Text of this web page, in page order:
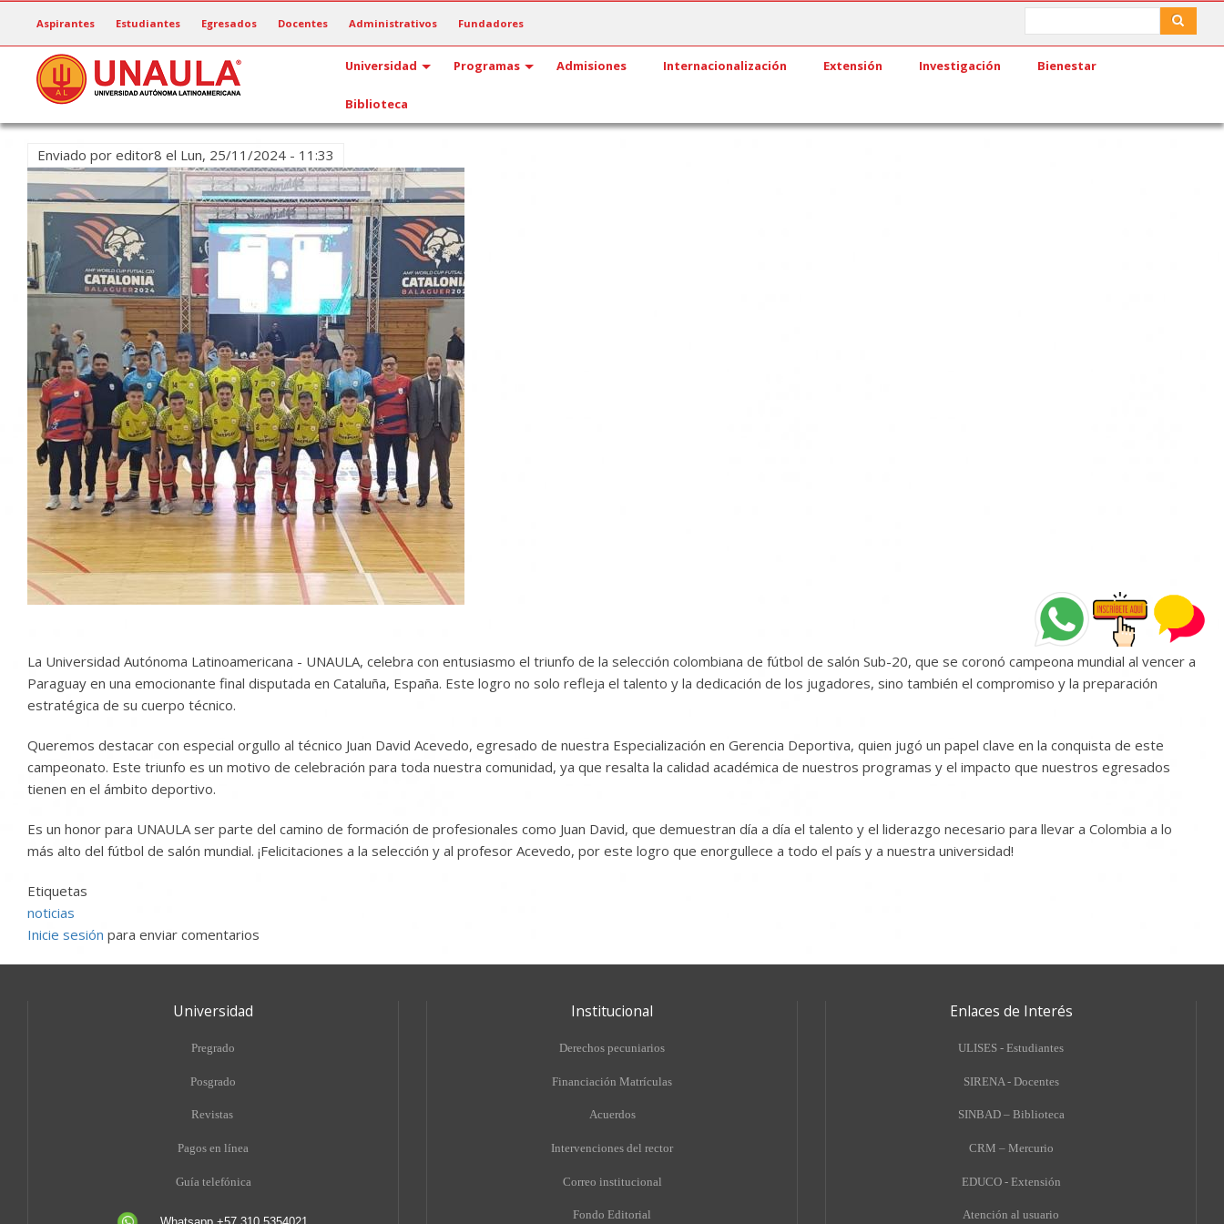
contenido
principal
Aspirantes Estudiantes Egresados Docentes Administrativos Fundadores
Universidad Programas Admisiones Internacionalización Extensión Investigación Bienestar
Biblioteca
Enviado por editor8 el Lun, 25/11/2024 - 11:33
La Universidad Autónoma Latinoamericana - UNAULA, celebra con entusiasmo el triunfo de la selección colombiana de fútbol de salón Sub-20, que se coronó campeona mundial al vencer a
Paraguay en una emocionante final disputada en Cataluña, España. Este logro no solo refleja el talento y la dedicación de los jugadores, sino también el compromiso y la preparación
estratégica de su cuerpo técnico.
Queremos destacar con especial orgullo al técnico Juan David Acevedo, egresado de nuestra Especialización en Gerencia Deportiva, quien jugó un papel clave en la conquista de este
campeonato. Este triunfo es un motivo de celebración para toda nuestra comunidad, ya que resalta la calidad académica de nuestros programas y el impacto que nuestros egresados
tienen en el ámbito deportivo.
Es un honor para UNAULA ser parte del camino de formación de profesionales como Juan David, que demuestran día a día el talento y el liderazgo necesario para llevar a Colombia a lo
más alto del fútbol de salón mundial. ¡Felicitaciones a la selección y al profesor Acevedo, por este logro que enorgullece a todo el país y a nuestra universidad!
Etiquetas
noticias
Inicie sesión para enviar comentarios
Universidad
Pregrado
Posgrado
Revistas
Pagos en línea
Guía telefónica
Institucional
Derechos pecuniarios
Financiación Matrículas
Acuerdos
Intervenciones del rector
Correo institucional
Fondo Editorial
Enlaces de Interés
ULISES - Estudiantes
SIRENA - Docentes
SINBAD – Biblioteca
CRM – Mercurio
EDUCO - Extensión
Atención al usuario